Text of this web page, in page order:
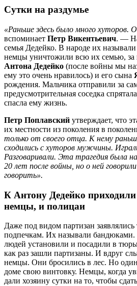
Сутки на раздумье
«Раньше здесь было много хуторов.
вспоминает Петр Викентьевич. —
семья Дедейко. В народе их
немцы уничтожили всю их семью, за
Антона Дедейко (после войны мы
ему это очень нравилось) и его сына
рождения. Мальчика отправили за
предусмотрительная соседка
спасла ему жизнь.
Петр Поплавский утверждает, что
их местности из поколения в
только от своего отца. К нему
сходились с хуторов мужчины.
Разговаривали. Эта трагедия была
20 лет после войны, но о ней
говорить».
К Антону Дедейко
немцы, и полицаи
Даже под видом партизан заявлялись
подпечкам. Их называли
людей установили и посадили в
как раз зашли партизаны. И вдруг
немцы. Они бросились в лес. Но
доме свою винтовку. Немцы, когда
дали хозяину сутки на то, чтобы